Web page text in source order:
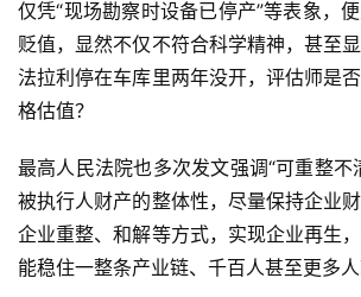
仅凭“现场勘察时设备已停产”等表象，
贬值，显然不仅不符合科学精神，甚至
法拉利停在车库里两年没开，评估师是
格估值？
最高人民法院也多次发文强调“可重整不
被执行人财产的整体性，尽量保持企业
企业重整、和解等方式，实现企业再生
能稳住一整条产业链、千百人甚至更多人